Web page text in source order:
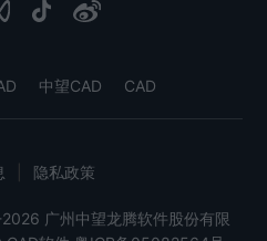
中望CAD CAD
广州中望龙腾软件股份有限
隐私政策